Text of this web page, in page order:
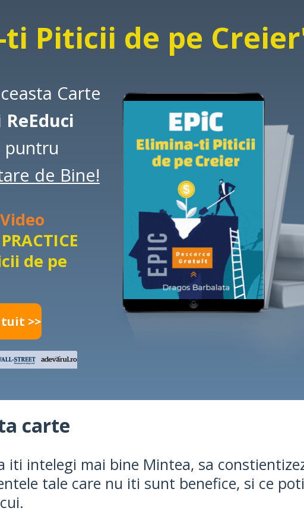
Piticii de pe
Carte
ReEduci
puntru
de Bine!
>>
de pe
iti intelegi mai bine Mintea, sa
tale care nu iti sunt benefice, si ce
carte